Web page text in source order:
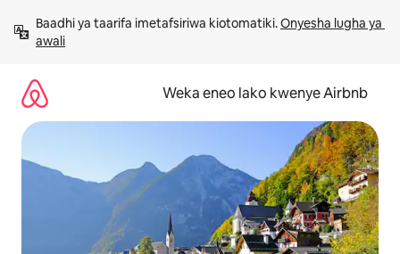
kwenda
kwenye
Baadhi ya taarifa imetafsiriwa kiotomatiki. Onyesha lugha ya
awali
Weka eneo lako kwenye Airbnb